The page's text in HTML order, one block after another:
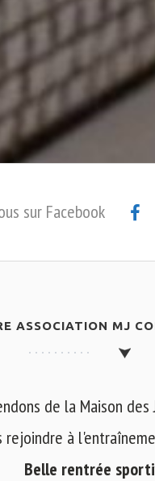
sur Facebook
ASSOCIATION MJ
de la Maison des
rejoindre à
Belle rentrée